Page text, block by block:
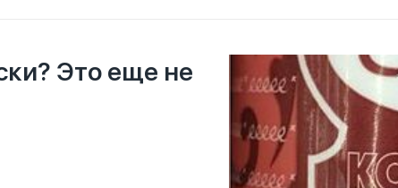
Это еще не